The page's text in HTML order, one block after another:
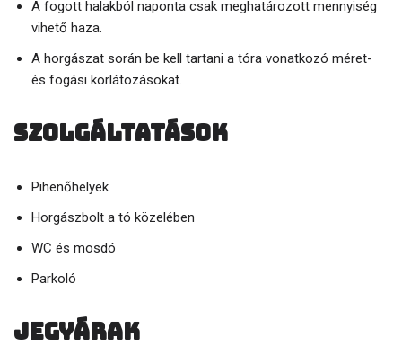
A fogott halakból naponta csak meghatározott mennyiség
vihető haza.
A horgászat során be kell tartani a tóra vonatkozó méret-
és fogási korlátozásokat.
Szolgáltatások
Pihenőhelyek
Horgászbolt a tó közelében
WC és mosdó
Parkoló
Jegyárak